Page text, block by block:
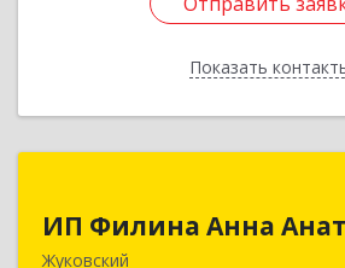
ПоказатьНазад
ИП Филина Анна
Жуковский